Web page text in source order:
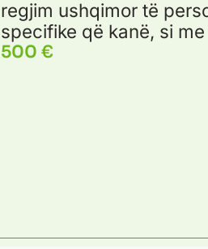
regjim ushqimor të
specifike që kanë, si
500 €